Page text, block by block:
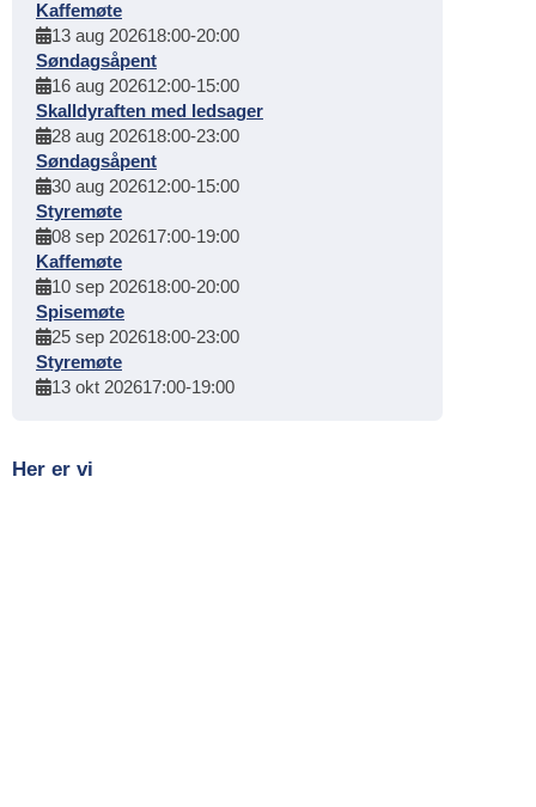
Kaffemøte
13 aug 202618:00-20:00
Søndagsåpent
16 aug 202612:00-15:00
Skalldyraften med ledsager
28 aug 202618:00-23:00
Søndagsåpent
30 aug 202612:00-15:00
Styremøte
08 sep 202617:00-19:00
Kaffemøte
10 sep 202618:00-20:00
Spisemøte
25 sep 202618:00-23:00
Styremøte
13 okt 202617:00-19:00
Her er vi